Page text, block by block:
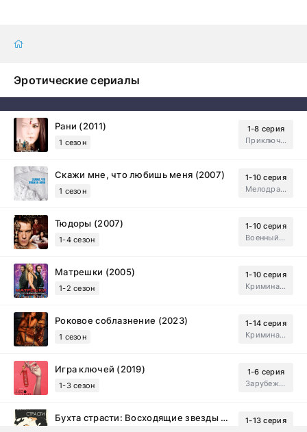
Эротические сериалы
Рани (2011)
1 сезон
1-8 серия
Приключения, Зарубежный, Мелодрама
Скажи мне, что любишь меня (2007)
1 сезон
1-10 серия
Мелодрама, Драма
Тюдоры (2007)
1-4 сезон
1-10 серия
Военный, Исторический, Зарубежный, Мелодрама, Драма
Матрешки (2005)
1-2 сезон
1-10 серия
Криминал, Драма
Роковое соблазнение (2023)
1 сезон
1-14 серия
Криминал, Мистический, Триллер, Драма
Игра ключей (2019)
1-3 сезон
1-6 серия
Зарубежный, Мелодрама, Драма
Бухта страсти: Восходящие звезды (2000)
1-13 серия